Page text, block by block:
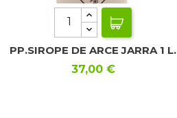
PP.SIROPE DE ARCE JARRA 1 L.
Precio
37,00 €